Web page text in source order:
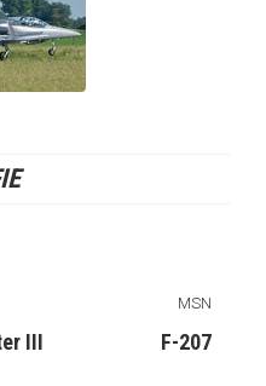
MSN
III F-207